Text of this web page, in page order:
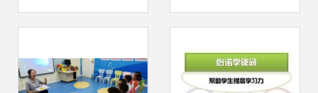
正式开通运行